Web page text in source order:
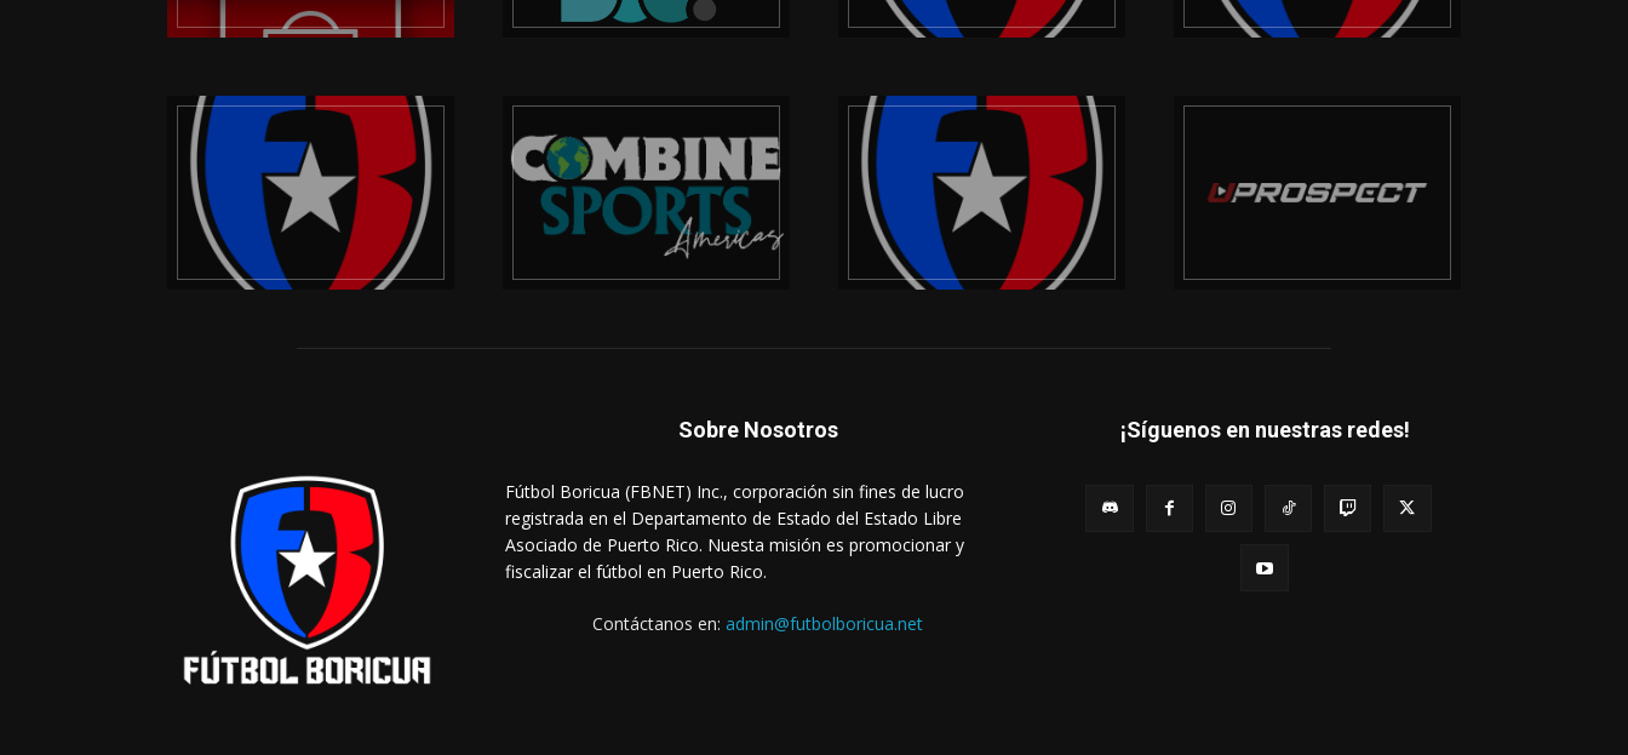
Sobre Nosotros
Fútbol Boricua (FBNET) Inc., corporación sin fines de lucro
registrada en el Departamento de Estado del Estado Libre
Asociado de Puerto Rico. Nuesta misión es promocionar y
fiscalizar el fútbol en Puerto Rico.
Contáctanos en: admin@futbolboricua.net
¡Síguenos en nuestras redes!